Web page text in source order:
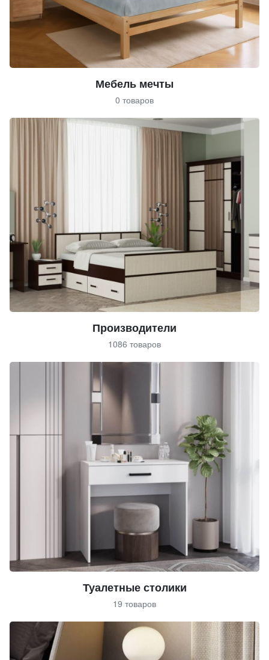
Мебель мечты
0 товаров
Производители
1086 товаров
Туалетные столики
19 товаров